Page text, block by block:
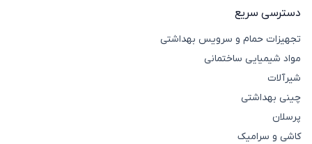
دسترسی سریع
تجهیزات حمام و سرویس بهداشتی
مواد شیمیایی ساختمانی
شیرآلات
چینی بهداشتی
پرسلان
کاشی و سرامیک